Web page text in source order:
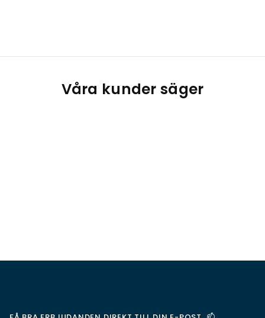
Våra kunder säger